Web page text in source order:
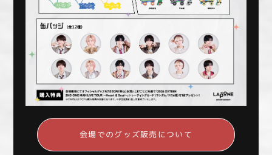
会場でのグッズ販売について